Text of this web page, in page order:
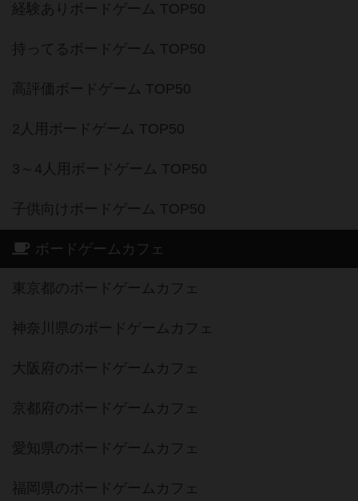
経験ありボードゲーム TOP50
持ってるボードゲーム TOP50
高評価ボードゲーム TOP50
2人用ボードゲーム TOP50
3～4人用ボードゲーム TOP50
子供向けボードゲーム TOP50
ボードゲームカフェ
東京都のボードゲームカフェ
神奈川県のボードゲームカフェ
大阪府のボードゲームカフェ
京都府のボードゲームカフェ
愛知県のボードゲームカフェ
福岡県のボードゲームカフェ